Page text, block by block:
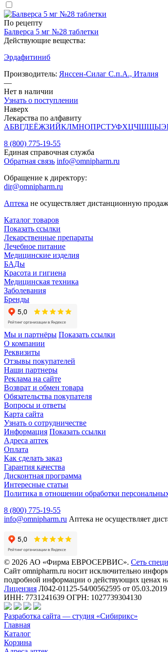
По рецепту
Балверса 5 мг №28 таблетки
Действующие вещества:
Эрдафитиниб
Производитель: Янссен-Силаг С.п.А., Италия
—
Нет в наличии
Узнать о поступлении
Наверх
Лекарства по алфавиту
АБВГДЕЁЖЗИЙКЛМНОПРСТУФХЦЧШЩЫЭ
8 (800) 775-19-55
Единая справочная служба
Обратная связь info@omnipharm.ru
Обращение к директору:
dir@omnipharm.ru
Аптека не осуществляет дистанционную
Каталог товаров
Показать ссылки
Лекарственные препараты
Лечебное питание
Медицинские изделия
БАДы
Красота и гигиена
Медицинская техника
Заболевания
Бренды
Мы и партнёры Показать ссылки
О компании
Реквизиты
Отзывы покупателей
Наши партнеры
Реклама на сайте
Возврат и обмен товара
Обязательства покупателя
Вопросы и ответы
Карта сайта
Узнать о сотрудничестве
Информация Показать ссылки
Адреса аптек
Оплата
Как сделать заказ
Гарантия качества
Дисконтная программа
Интересные статьи
Политика в отношении обработки
8 (800) 775-19-55
info@omnipharm.ru Аптека не осуществляет
© 2026 АО «Фирма ЕВРОСЕРВИС». Сеть
Сайт omnipharm.ru носит исключительно
подробной информации о действующих ценах
Лицензия Л042-01125-54/00562595 от 05.03.2019
ИНН: 7731241639 ОГРН: 1027739304130
Разработка сайта — студия «Сибирикс»
Главная
Каталог
Корзина